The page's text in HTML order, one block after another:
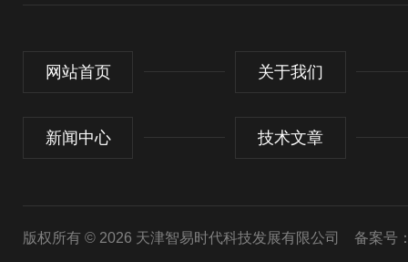
网站首页 关于我们
新闻中心 技术文章
版权所有 © 2026 天津智易时代科技发展有限公司 备案号